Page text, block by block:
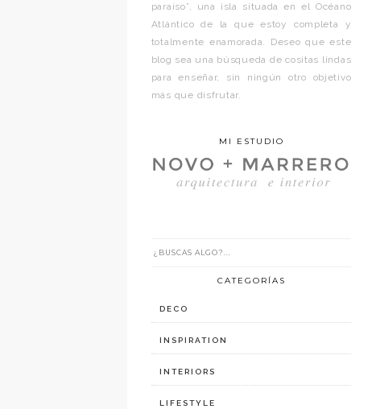
paraíso”, una isla situada en el Océano
Atlántico de la que estoy completa y
totalmente enamorada. Deseo que este
blog sea una búsqueda de cositas lindas
para enseñar, sin ningún otro objetivo
más que disfrutar.
MI ESTUDIO
CATEGORÍAS
DECO
INSPIRATION
INTERIORS
LIFESTYLE